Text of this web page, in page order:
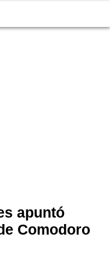
apuntó
Comodoro